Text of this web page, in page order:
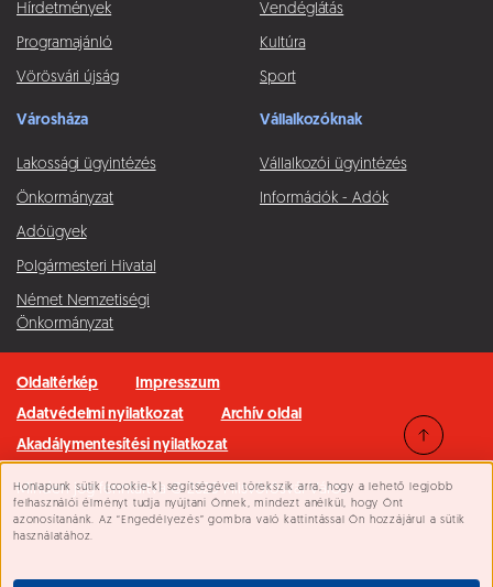
Süti beállítások
Honlapunk sütik (cookie-k) segítségével törekszik arra, hogy a lehető legjobb
felhasználói élményt tudja nyújtani Önnek, mindezt anélkül, hogy Önt
azonosítanánk. Az “Engedélyezés” gombra való kattintással Ön hozzájárul a sütik
használatához.
Hírdetmények
Programajánló
Vörösvári újság
Vendéglátás
Kultúra
Sport
Városháza
Lakossági ügyintézés
Önkormányzat
Adóügyek
Polgármesteri Hivatal
Német Nemzetiségi
Önkormányzat
Vállalkozóknak
Vállalkozói ügyintézés
Információk - Adók
Oldaltérkép
Impresszum
Adatvédelmi nyilatkozat
Archív oldal
Akadálymentesítési nyilatkozat
Minden jog fenntartva © 2026 Pilisvörösvár Város